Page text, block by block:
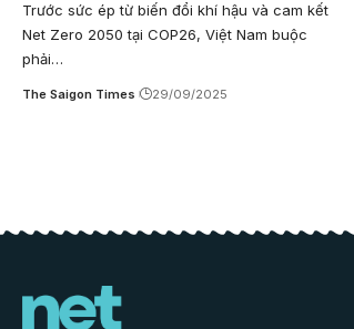
Trước sức ép từ biến đổi khí hậu và cam kết
Net Zero 2050 tại COP26, Việt Nam buộc
phải…
The Saigon Times 29/09/2025